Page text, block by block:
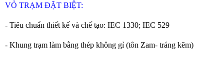
VỎ TRẠM ĐẶT BIỆT:
- Tiêu chuẩn thiết kế và chế tạo: IEC 1330; IEC 529
- Khung trạm làm bằng thép không gỉ (tôn Zam- tráng kẽm)